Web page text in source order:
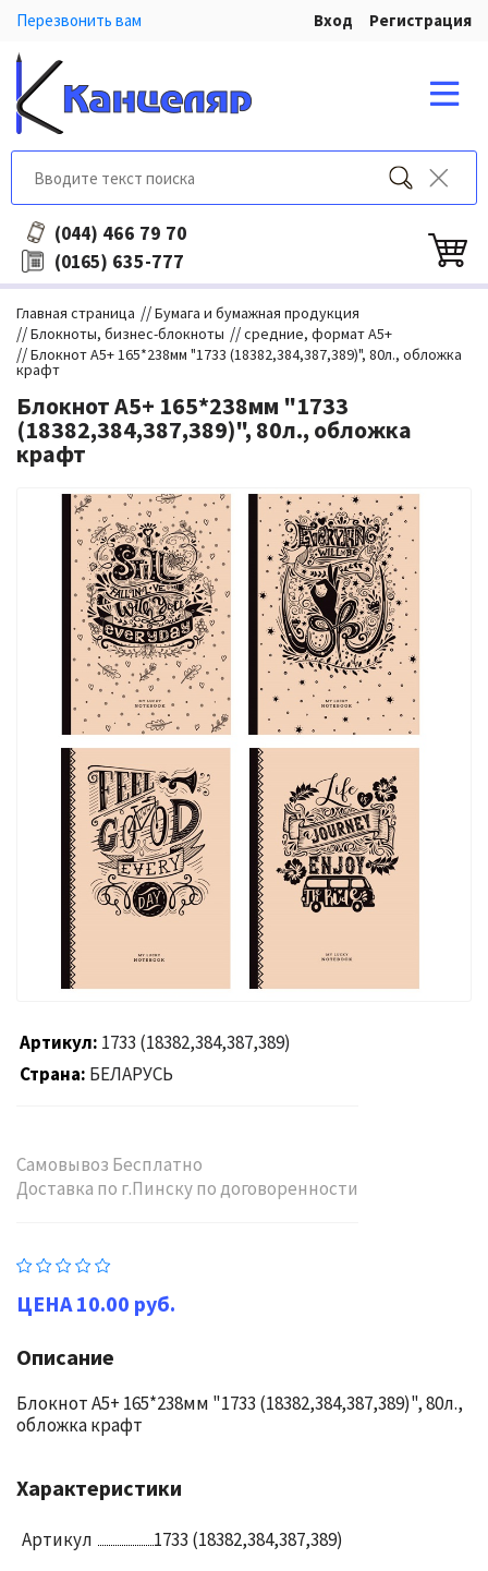
Перезвонить вам Вход Регистрация
(044) 466 79 70
(0165) 635-777
Главная страница //Бумага и бумажная продукция
//Блокноты, бизнес-блокноты //средние, формат А5+
//Блокнот А5+ 165*238мм "1733 (18382,384,387,389)", 80л., обложка
крафт
Блокнот А5+ 165*238мм "1733
(18382,384,387,389)", 80л., обложка
крафт
Артикул 1733 (18382,384,387,389)
Страна БЕЛАРУСЬ
Самовывоз Бесплатно
Доставка по г.Пинску по договоренности
10.00 руб.
Описание
Блокнот А5+ 165*238мм "1733 (18382,384,387,389)", 80л.,
обложка крафт
Характеристики
Артикул 1733 (18382,384,387,389)